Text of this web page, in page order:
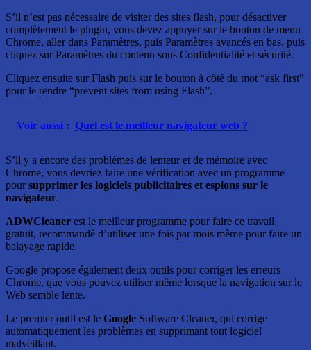
S’il n’est pas nécessaire de visiter des sites flash, pour désactiver
complètement le plugin, vous devez appuyer sur le bouton de menu
Chrome, aller dans Paramètres, puis Paramètres avancés en bas, puis
cliquez sur Paramètres du contenu sous Confidentialité et sécurité.
Cliquez ensuite sur Flash puis sur le bouton à côté du mot “ask first”
pour le rendre “prevent sites from using Flash”.
Voir aussi : Quel est le meilleur navigateur web ?
S’il y a encore des problèmes de lenteur et de mémoire avec
Chrome, vous devriez faire une vérification avec un programme
poursupprimer les logiciels publicitaires et espions sur le
navigateur.
ADWCleaner est le meilleur programme pour faire ce travail,
gratuit, recommandé d’utiliser une fois par mois même pour faire un
balayage rapide.
Google propose également deux outils pour corriger les erreurs
Chrome, que vous pouvez utiliser même lorsque la navigation sur le
Web semble lente.
Le premier outil est le Google Software Cleaner, qui corrige
automatiquement les problèmes en supprimant tout logiciel
malveillant.